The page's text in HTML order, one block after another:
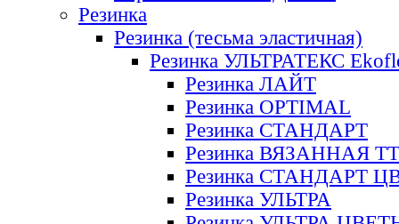
Резинка
Резинка (тесьма эластичная)
Резинка УЛЬТРАТЕКС
Резинка ЛАЙТ
Резинка OPTIMAL
Резинка СТАНДАРТ
Резинка ВЯЗАННАЯ ТТ
Резинка СТАНДАРТ
Резинка УЛЬТРА